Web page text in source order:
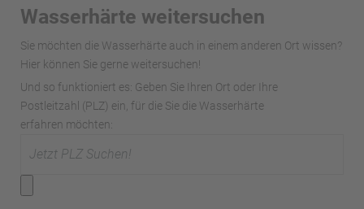
Wasserhärte weitersuchen
Sie möchten die Wasserhärte auch in einem anderen Ort wissen?
Hier können Sie gerne weitersuchen!
Und so funktioniert es: Geben Sie Ihren Ort oder Ihre
Postleitzahl (PLZ) ein, für die Sie die Wasserhärte
erfahren möchten: